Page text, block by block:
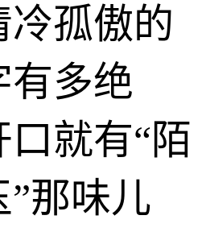
冷孤傲的
有多绝
就有“陌
那味儿